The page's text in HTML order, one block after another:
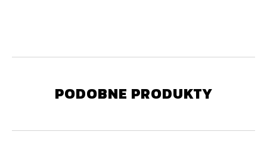
PODOBNE PRODUKTY